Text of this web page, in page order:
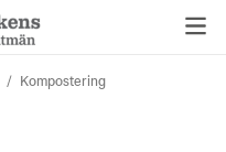
/ Kompostering